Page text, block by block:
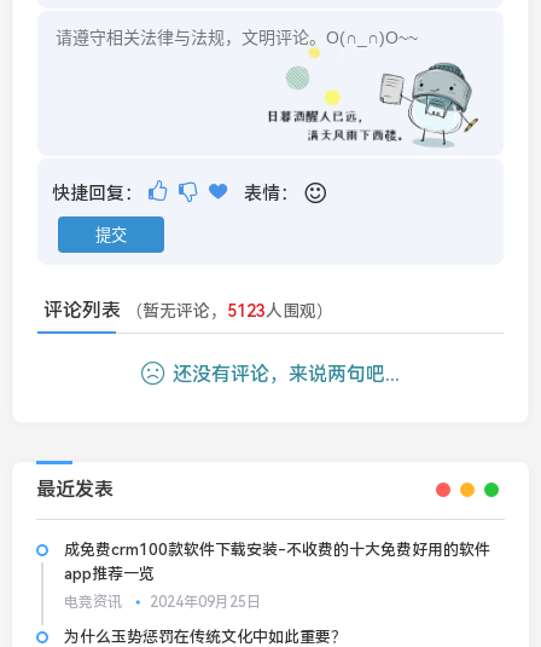
快捷回复： 表情：
评论列表 （暂无评论， 5123人围观）
还没有评论，来说两句吧...
最近发表
成免费crm100款软件下载安装-不收费的十大免费好用的软件
app推荐一览
电竞资讯 2024年09月25日
为什么玉势惩罚在传统文化中如此重要？